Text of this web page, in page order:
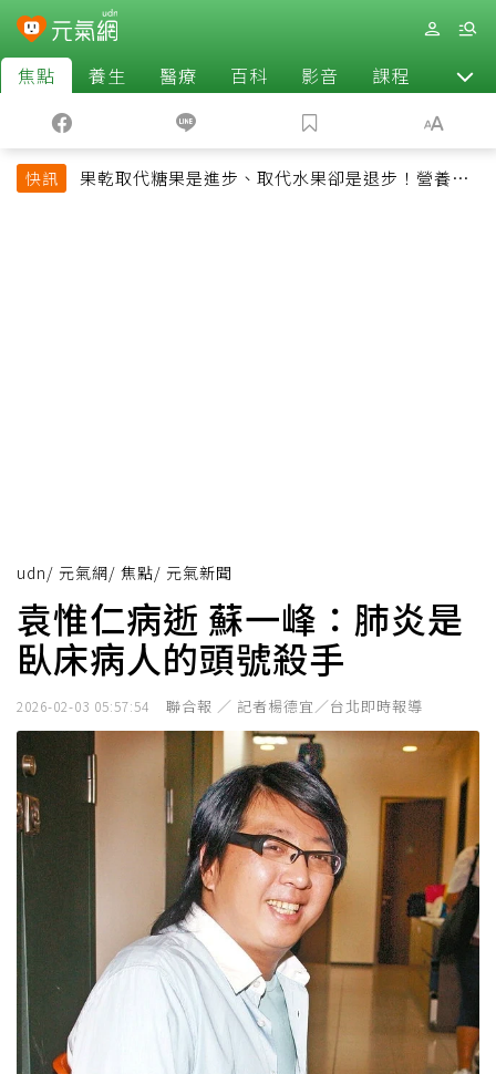
焦點 養生 醫療 百科 影音 課程 退休
快訊
果乾取代糖果是進步、取代水果卻是退步！營養師
udn/ 元氣網/ 焦點/ 元氣新聞
袁惟仁病逝 蘇一峰：肺炎是
臥床病人的頭號殺手
2026-02-03 05:57:54 聯合報 ／ 記者楊德宜／台北即時報導